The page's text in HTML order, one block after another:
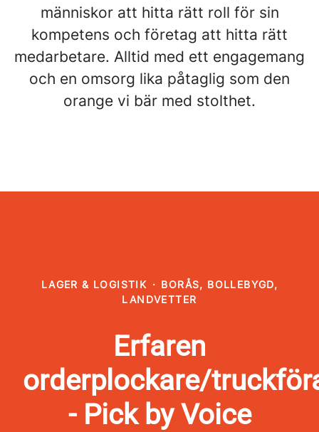
människor att hitta rätt roll för sin
kompetens och företag att hitta rätt
medarbetare. Alltid med ett engagemang
och en omsorg lika påtaglig som den
orange vi bär med stolthet.
LAGER & LOGISTIK · BORÅS, BOLLEBYGD,
LANDVETTER
Erfaren
orderplockare/
- Pick by Voice